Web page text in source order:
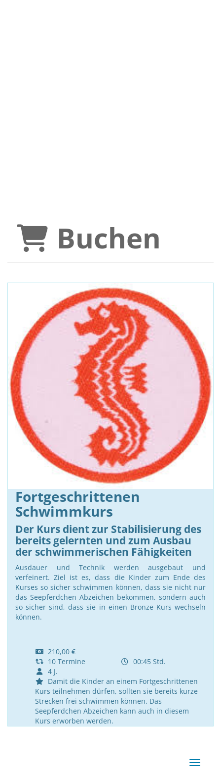
Buchen
Fortgeschrittenen
Schwimmkurs
Der Kurs dient zur Stabilisierung des
bereits gelernten und zum Ausbau
der schwimmerischen Fähigkeiten
Ausdauer und Technik werden ausgebaut und
verfeinert. Ziel ist es, dass die Kinder zum Ende des
Kurses so sicher schwimmen können, dass sie nicht nur
das Seepferdchen Abzeichen bekommen, sondern auch
so sicher sind, dass sie in einen Bronze Kurs wechseln
können.
210,00 €
10 Termine
00:45 Std.
4 J.
Damit die Kinder an einem Fortgeschrittenen
Kurs teilnehmen dürfen, sollten sie bereits kurze
Strecken frei schwimmen können. Das
Seepferdchen Abzeichen kann auch in diesem
Kurs erworben werden.